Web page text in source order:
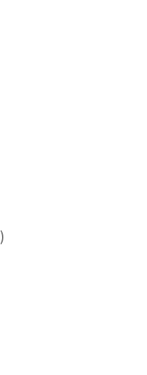
50